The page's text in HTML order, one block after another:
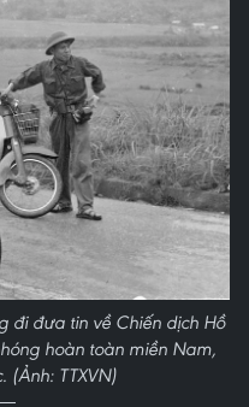
đi đưa tin về Chiến dịch Hồ
hoàn toàn miền Nam,
(Ảnh: TTXVN)